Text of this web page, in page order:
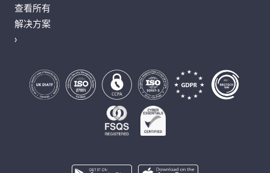
查看所有
解决方案
›